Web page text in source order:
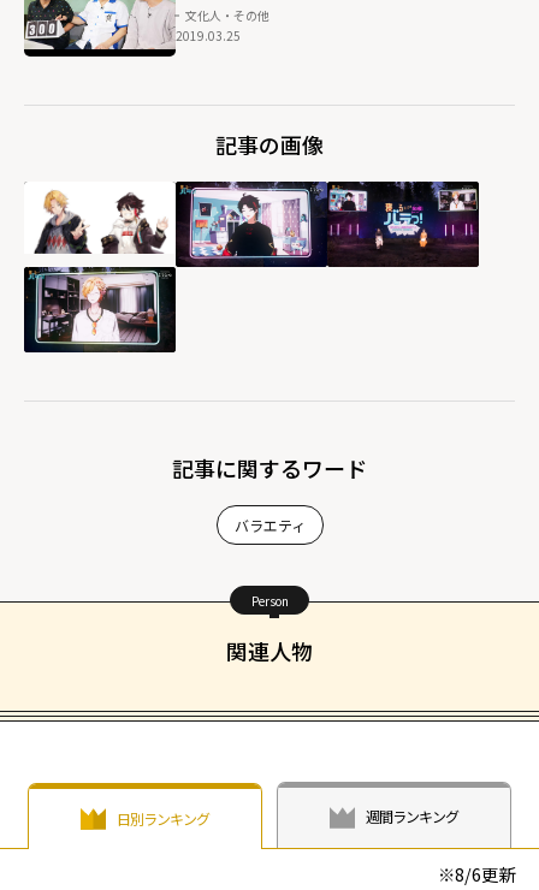
文化人・その他
2019.03.25
記事の画像
記事に関するワード
バラエティ
Person
関連人物
日別ランキング 週間ランキング
※8/6更新